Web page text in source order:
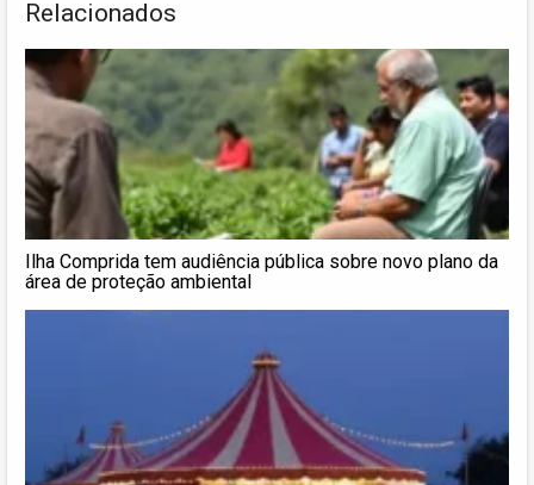
Relacionados
Ilha Comprida tem audiência pública sobre novo plano da
área de proteção ambiental